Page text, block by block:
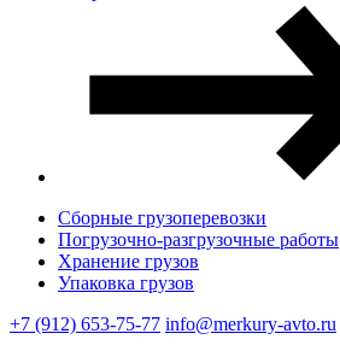
Сборные грузоперевозки
Погрузочно-разгрузочные работы
Хранение грузов
Упаковка грузов
+7 (912) 653-75-77 info@merkury-avto.ru